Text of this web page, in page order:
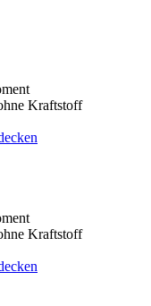
Kraftstoff
Kraftstoff